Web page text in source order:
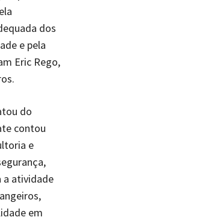
dos
e pela
Eric Rego,
do
contou
e
a atividade
em